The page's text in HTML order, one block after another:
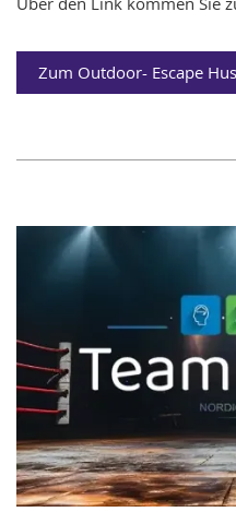
Zum Outdoor- Escape